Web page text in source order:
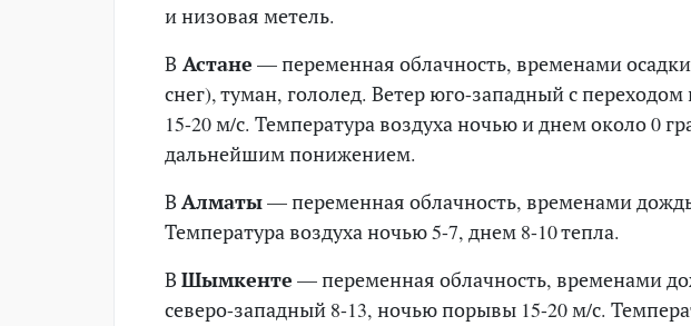
и низовая метель.
В Астане — переменная облачность, временами
снег), туман, гололед. Ветер юго-западный с
15-20 м/с. Температура воздуха ночью и днем около 0
дальнейшим понижением.
В Алматы— переменная облачность, временами
Температура воздуха ночью 5-7, днем 8-10 тепла.
В Шымкенте — переменная облачность, временами
северо-западный 8-13, ночью порывы 15-20 м/с.